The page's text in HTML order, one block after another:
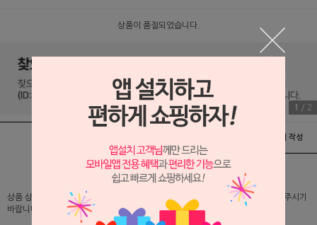
상품이 품절되었습니다.
1 / 2
상품후기 및 평가서 작성
상품 상세 설명 및 실제 구매 가격은 로그인 후 확인 가능하오니 반드시 로그인해 주시기
바랍니다.